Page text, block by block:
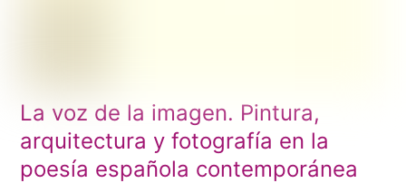
La voz de la imagen. Pintura,
arquitectura y fotografía en la
poesía española contemporánea